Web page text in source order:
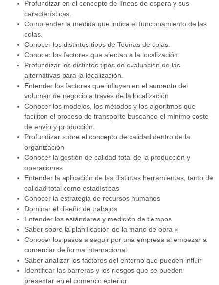
Profundizar en el concepto de líneas de espera y sus
características.
Comprender la medida que indica el funcionamiento de las
colas.
Conocer los distintos tipos de Teorías de colas.
Conocer los factores que afectan a la localización.
Profundizar los distintos tipos de evaluación de las
alternativas para la localización.
Entender los factores que influyen en el aumento del
volumen de negocio a través de la localización
Conocer los modelos, los métodos y los algoritmos que
faciliten el proceso de transporte buscando el mínimo coste
de envío y producción.
Profundizar sobre el concepto de calidad dentro de la
organización
Conocer la gestión de calidad total de la producción y
operaciones
Entender la aplicación de las distintas herramientas, tanto de
calidad total como estadísticas
Conocer la estrategia de recursos humanos
Dominar el diseño de trabajos
Entender los estándares y medición de tiempos
Saber sobre la planificación de la mano de obra «
Conocer los pasos a seguir por una empresa al empezar a
comerciar de forma internacional
Saber analizar los factores del entorno que pueden influir
Identificar las barreras y los riesgos que se pueden
presentar en el comercio exterior